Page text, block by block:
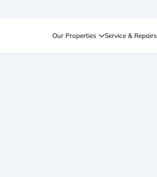
Our Properties Service & Repairs